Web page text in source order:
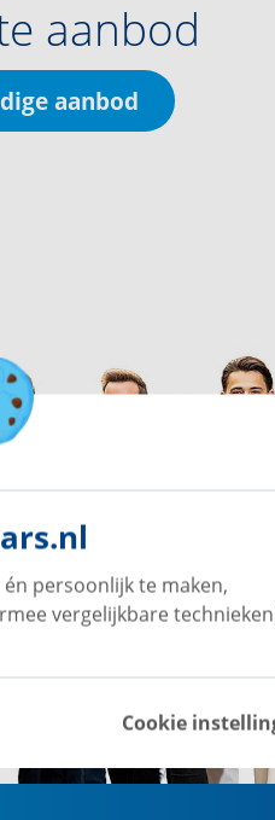
aanbod
aanbod
persoonlijk te maken,
vergelijkbare
Cookie